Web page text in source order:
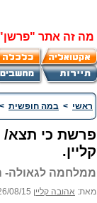
מה זה אתר
ראשי > במה חופשית >
פרשת כי
קליין.
ממלחמה לגאולה-
מאת: אהובה קליין 08/15 (21:13)